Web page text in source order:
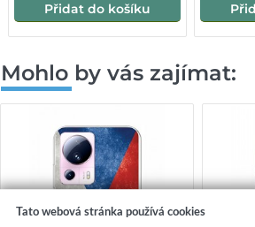
Přidat do košíku
Mohlo by vás zajímat:
Tato webová stránka používá cookies